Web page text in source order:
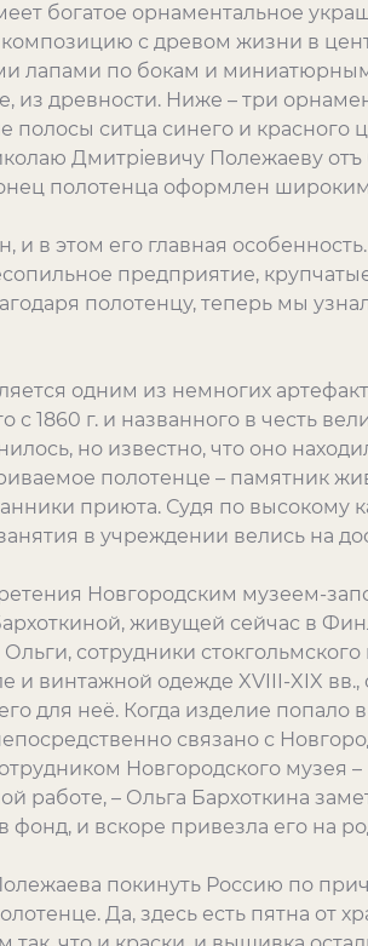
богатое орнаментальное
композицию с древом жизни в
лапами по бокам и
из древности. Ниже – три
ситца синего и красного
Дмитріевичу Полежаеву отъ
полотенца оформлен
и в этом его главная
предприятие,
полотенцу, теперь мы
одним из немногих
с 1860 г. и названного в честь
но известно, что оно
полотенце – памятник
приюта. Судя по высокому
в учреждении велись на
Новгородским музеем-
живущей сейчас в
сотрудники
и винтажной одежде XVIII-XIX
для неё. Когда изделие попало
связано с
Новгородского
работе, – Ольга Бархоткина
и вскоре привезла его на
покинуть Россию по
Да, здесь есть пятна от